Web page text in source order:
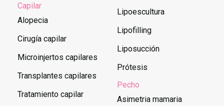
Capilar
Alopecia
Cirugía capilar
Microinjertos capilares
Transplantes capilares
Tratamiento capilar
Lipoescultura
Lipofilling
Liposucción
Prótesis
Pecho
Asimetria mamaria